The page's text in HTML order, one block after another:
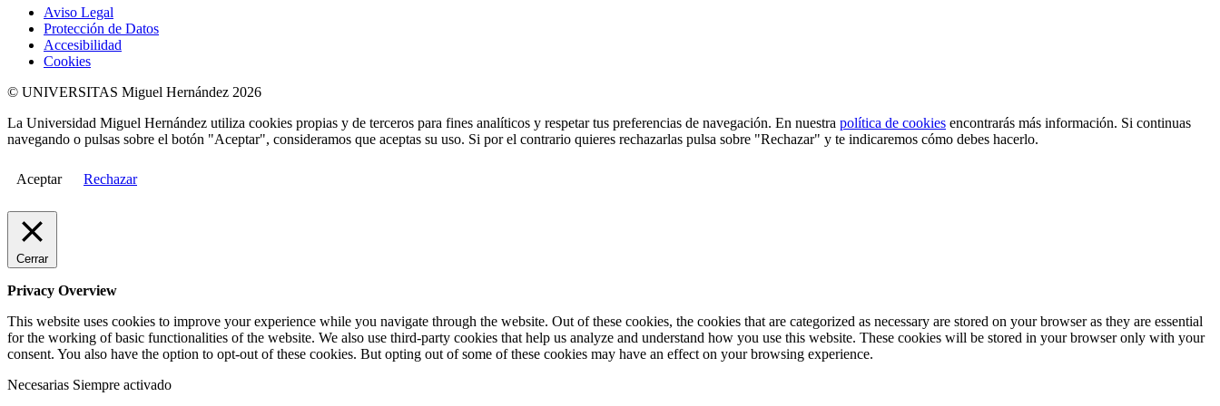
Aviso Legal
Protección de Datos
Accesibilidad
Cookies
© UNIVERSITAS Miguel Hernández 2026
La Universidad Miguel Hernández utiliza cookies propias y de terceros para fines analíticos y respetar tus preferencias de navegación. En nuestra política de cookies encontrarás más información. Si continuas
navegando o pulsas sobre el botón "Aceptar", consideramos que aceptas su uso. Si por el contrario quieres rechazarlas pulsa sobre "Rechazar" y te indicaremos cómo debes hacerlo.
Aceptar Rechazar
Cerrar
Privacy Overview
This website uses cookies to improve your experience while you navigate through the website. Out of these cookies, the cookies that are categorized as necessary are stored on your browser as they are essential
for the working of basic functionalities of the website. We also use third-party cookies that help us analyze and understand how you use this website. These cookies will be stored in your browser only with your
consent. You also have the option to opt-out of these cookies. But opting out of some of these cookies may have an effect on your browsing experience.
Necesarias Siempre activado